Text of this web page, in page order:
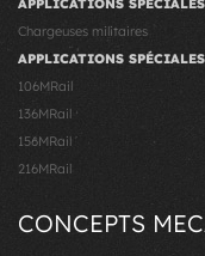
Chargeuses militaires
APPLICATIONS
106MRail
136MRail
156MRail
216MRail
CONCEPTS